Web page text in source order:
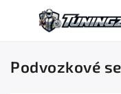
Podvozkové